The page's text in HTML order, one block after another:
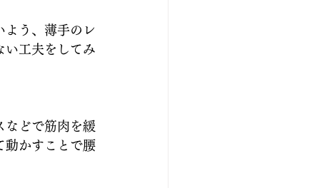
よう、薄手のレ
い工夫をしてみ
などで筋肉を緩
動かすことで腰